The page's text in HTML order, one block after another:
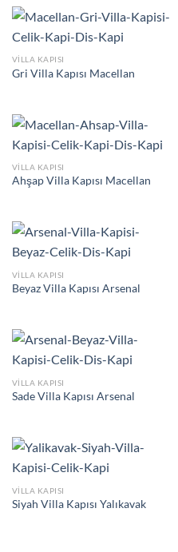
VILLA KAPISI
Gri Villa Kapısı Macellan
VILLA KAPISI
Ahşap Villa Kapısı Macellan
VILLA KAPISI
Beyaz Villa Kapısı Arsenal
VILLA KAPISI
Sade Villa Kapısı Arsenal
VILLA KAPISI
Siyah Villa Kapısı Yalıkavak